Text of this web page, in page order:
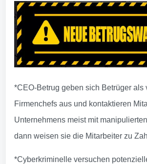
*CEO-Betrug geben sich Betrüger als
Firmenchefs aus und kontaktieren
Unternehmens meist mit
dann weisen sie die Mitarbeiter zu
*Cyberkriminelle versuchen